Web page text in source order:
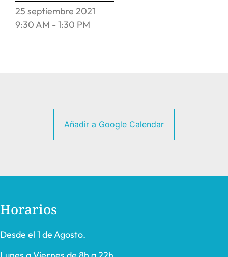
25 septiembre 2021
9:30 AM - 1:30 PM
Añadir a Google Calendar
Horarios
Desde el 1 de Agosto.